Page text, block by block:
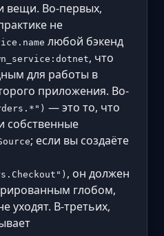
вещи. Во-первых,
не
любой бэкенд
, что
для работы в
приложения. Во-
— это то, что
собственные
; если вы создаёте
, он должен
глобом,
уходят. В-третьих,